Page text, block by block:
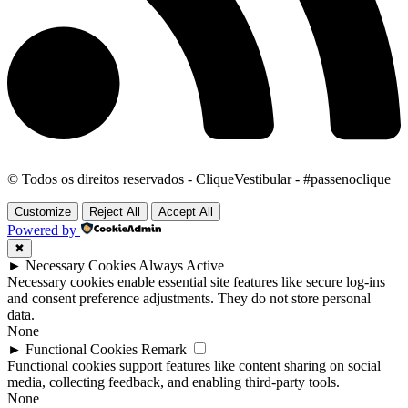
© Todos os direitos reservados - CliqueVestibular - #passenoclique
Customize Reject All Accept All
Powered by
✖
► Necessary Cookies Always Active
Necessary cookies enable essential site features like secure log-ins
and consent preference adjustments. They do not store personal
data.
None
► Functional Cookies Remark
Functional cookies support features like content sharing on social
media, collecting feedback, and enabling third-party tools.
None